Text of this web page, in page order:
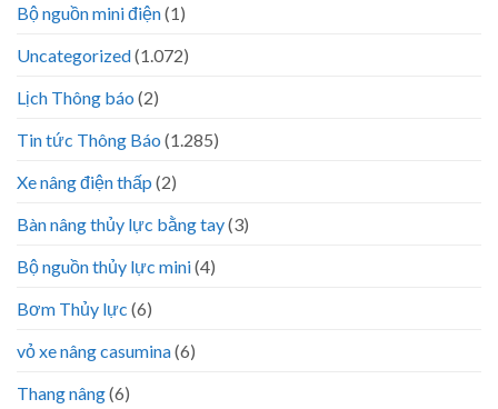
Bộ nguồn mini điện(1)
Uncategorized(1.072)
Lịch Thông báo (2)
Tin tức Thông Báo (1.285)
Xe nâng điện thấp (2)
Bàn nâng thủy lực bằng tay(3)
Bộ nguồn thủy lực mini(4)
Bơm Thủy lực (6)
vỏ xe nâng casumina(6)
Thang nâng(6)